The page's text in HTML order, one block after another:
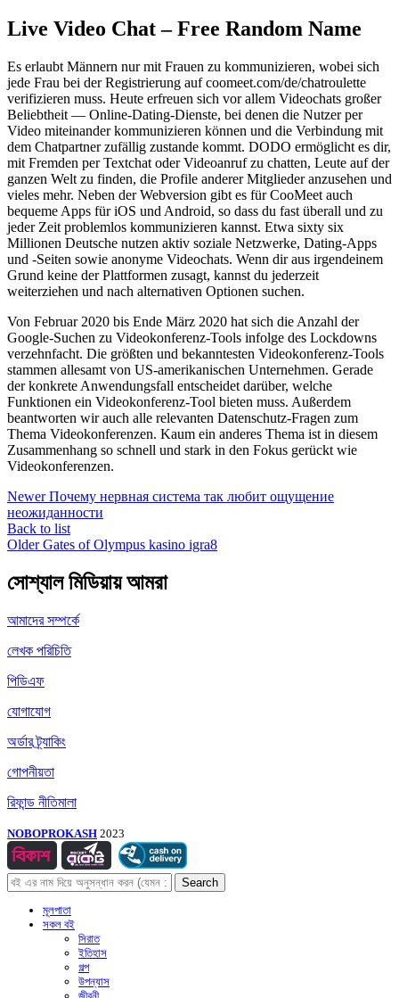
Live Video Chat – Free Random Name
Es erlaubt Männern nur mit Frauen zu kommunizieren, wobei sich
jede Frau bei der Registrierung auf coomeet.com/de/chatroulette
verifizieren muss. Heute erfreuen sich vor allem Videochats großer
Beliebtheit — Online-Dating-Dienste, bei denen die Nutzer per
Video miteinander kommunizieren können und die Verbindung mit
dem Chatpartner zufällig zustande kommt. DODO ermöglicht es dir,
mit Fremden per Textchat oder Videoanruf zu chatten, Leute auf der
ganzen Welt zu finden, die Profile anderer Mitglieder anzusehen und
vieles mehr. Neben der Webversion gibt es für CooMeet auch
bequeme Apps für iOS und Android, so dass du fast überall und zu
jeder Zeit problemlos kommunizieren kannst. Etwa sixty six
Millionen Deutsche nutzen aktiv soziale Netzwerke, Dating-Apps
und -Seiten sowie anonyme Videochats. Wenn dir aus irgendeinem
Grund keine der Plattformen zusagt, kannst du jederzeit
weiterziehen und nach alternativen Optionen suchen.
Von Februar 2020 bis Ende März 2020 hat sich die Anzahl der
Google-Suchen zu Videokonferenz-Tools infolge des Lockdowns
verzehnfacht. Die größten und bekanntesten Videokonferenz-Tools
stammen allesamt von US-amerikanischen Unternehmen. Gerade
der konkrete Anwendungsfall entscheidet darüber, welche
Funktionen ein Videokonferenz-Tool bieten muss. Außerdem
beantworten wir auch alle relevanten Datenschutz-Fragen zum
Thema Videokonferenzen. Kaum ein anderes Thema ist in diesem
Zusammenhang so schnell und stark in den Fokus gerückt wie
Videokonferenzen.
Newer Почему нервная система так любит ощущение
неожиданности
Back to list
Older Gates of Olympus kasino igra8
সোশ্যাল মিডিয়ায় আমরা
আমাদের সম্পর্কে
লেখক পরিচিতি
পিডিএফ
যোগাযোগ
অর্ডার ট্র্যাকিং
গোপনীয়তা
রিফান্ড নীতিমালা
NOBOPROKASH 2023
Search
মূলপাতা
সকল বই
সিরাত
ইতিহাস
গল্প
উপন্যাস